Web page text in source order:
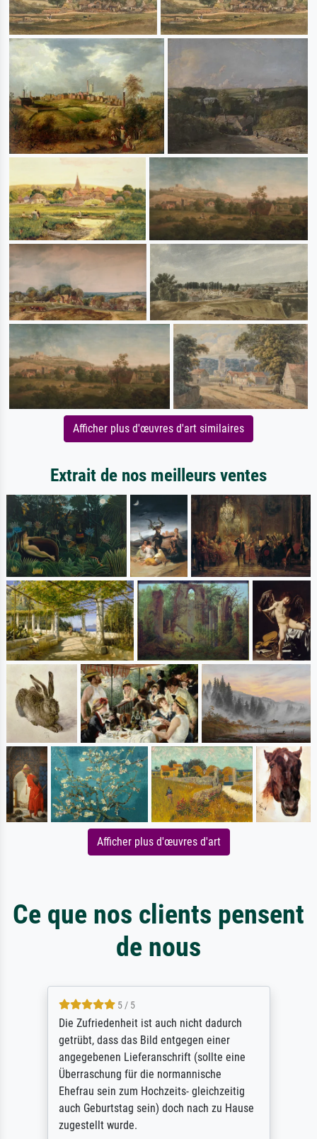
Afficher plus d'œuvres d'art similaires
Extrait de nos meilleurs ventes
Afficher plus d'œuvres d'art
Ce que nos clients pensent
de nous
5 / 5
Die Zufriedenheit ist auch nicht dadurch
getrübt, dass das Bild entgegen einer
angegebenen Lieferanschrift (sollte eine
Überraschung für die normannische
Ehefrau sein zum Hochzeits- gleichzeitig
auch Geburtstag sein) doch nach zu Hause
zugestellt wurde.